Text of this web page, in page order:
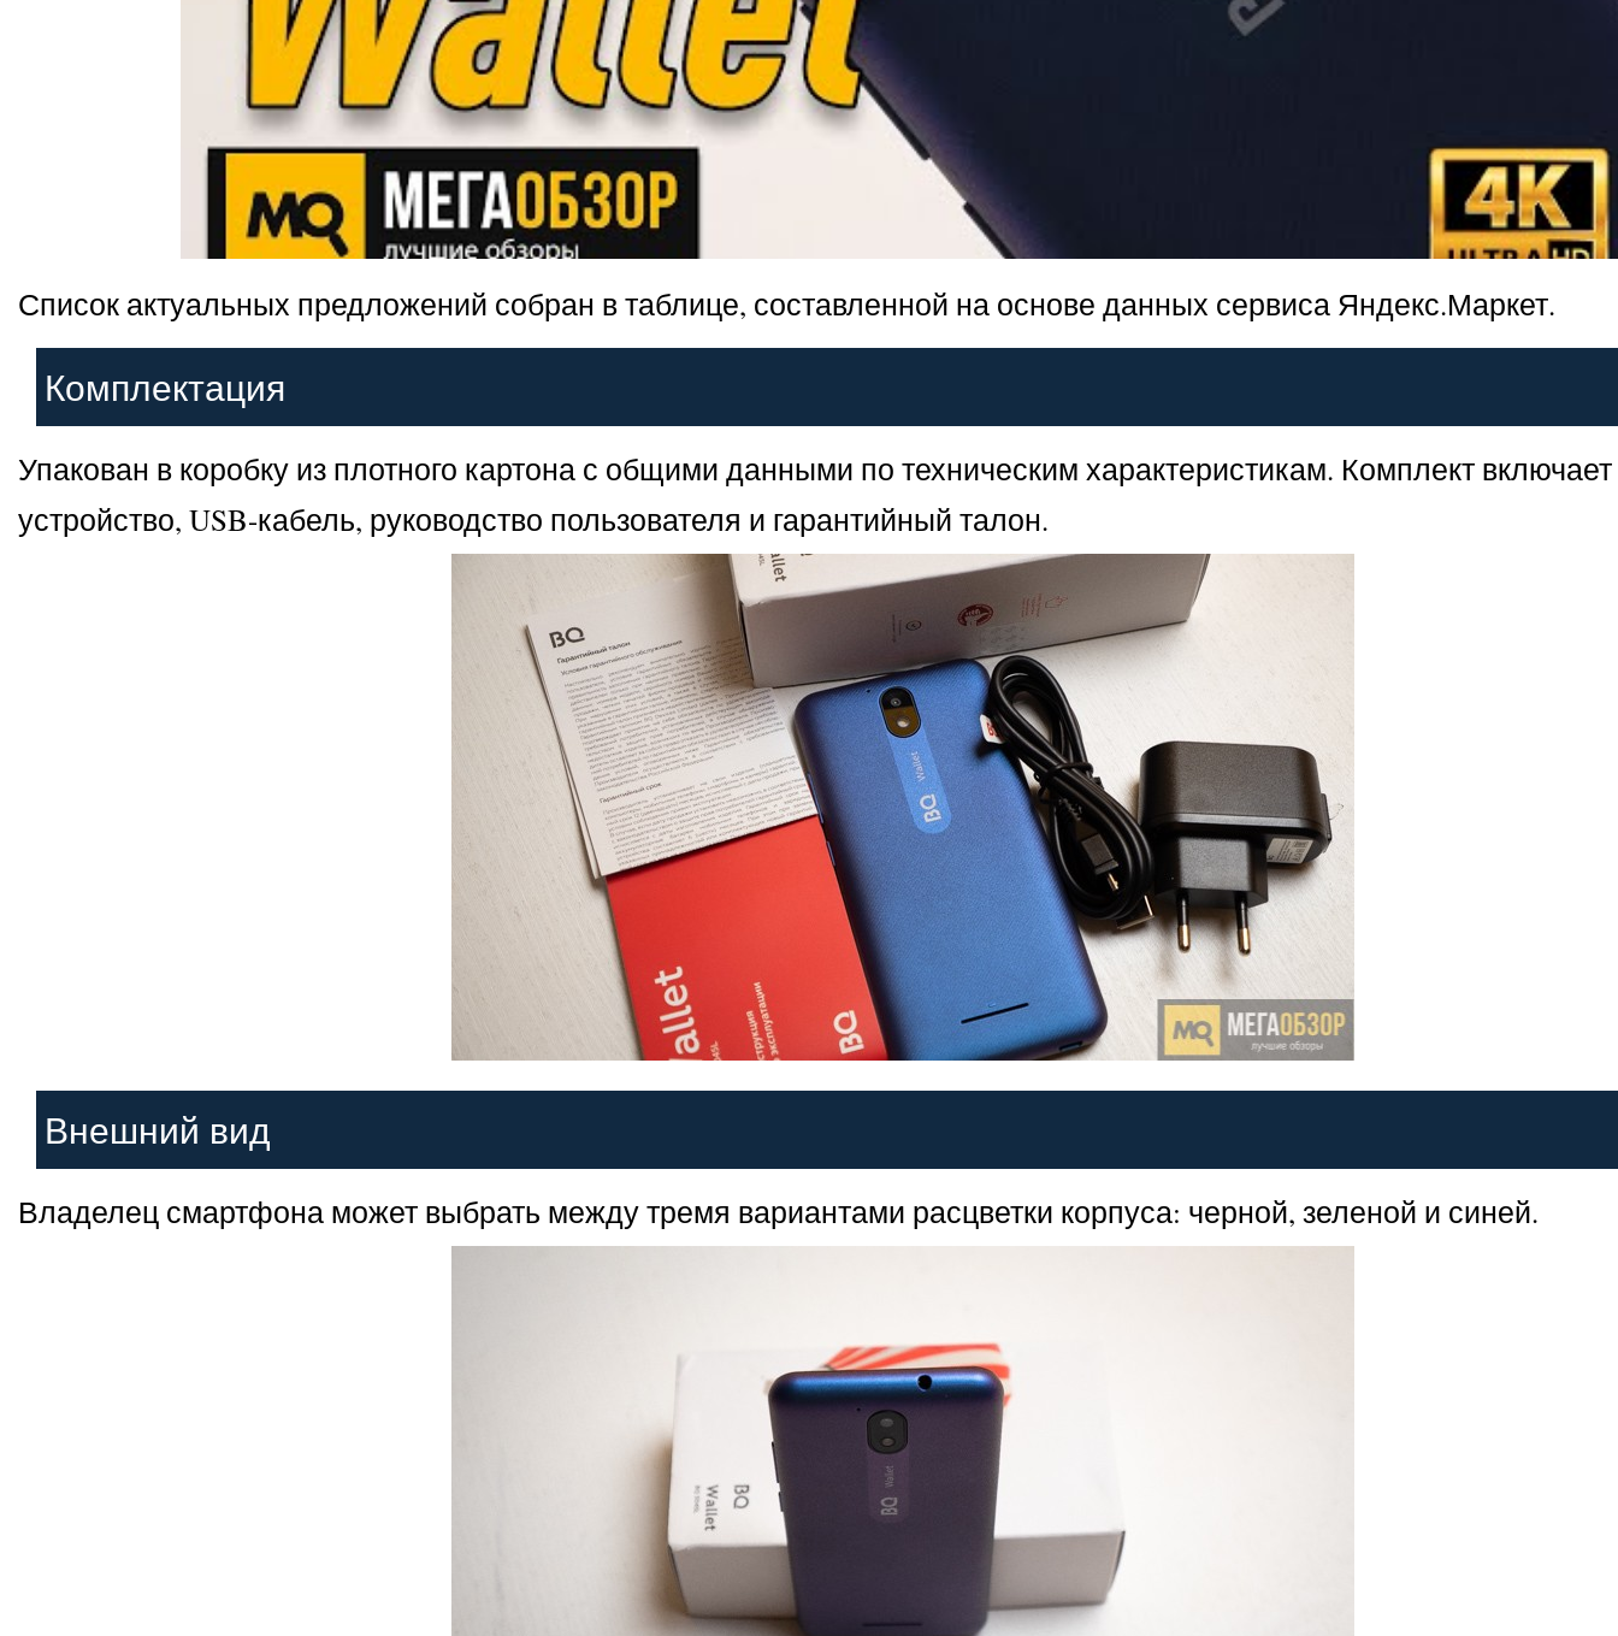
Список актуальных предложений собран в таблице, составленной на основе данных сервиса Яндекс.Маркет.
Комплектация
Упакован в коробку из плотного картона с общими данными по техническим характеристикам. Комплект
устройство, USB-кабель, руководство пользователя и гарантийный талон.
Внешний вид
Владелец смартфона может выбрать между тремя вариантами расцветки корпуса: черной, зеленой и синей.